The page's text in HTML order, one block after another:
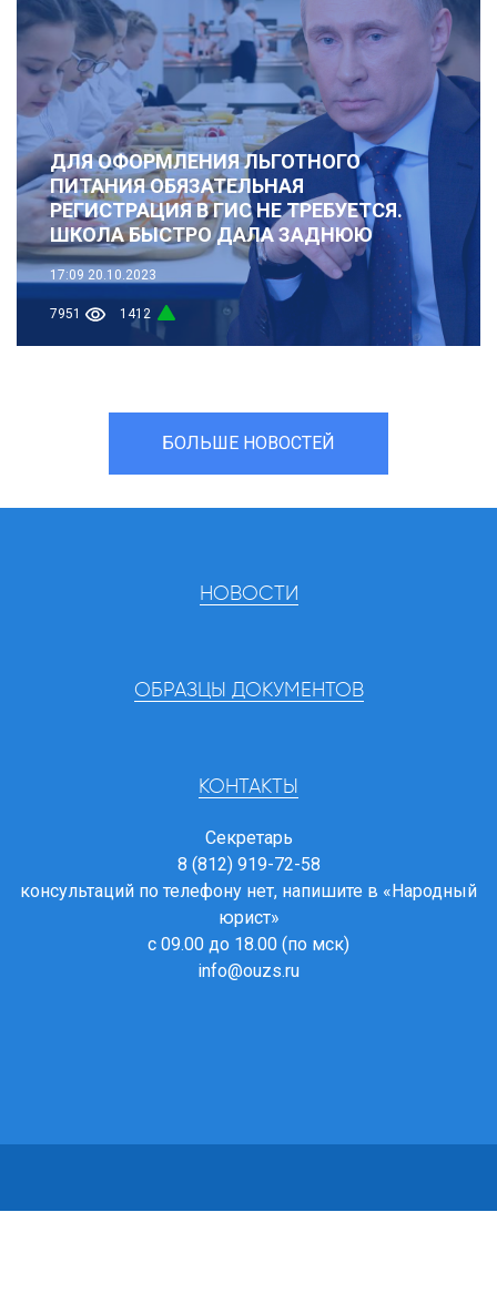
ДЛЯ ОФОРМЛЕНИЯ ЛЬГОТНОГО
ПИТАНИЯ ОБЯЗАТЕЛЬНАЯ
РЕГИСТРАЦИЯ В ГИС НЕ ТРЕБУЕТСЯ.
ШКОЛА БЫСТРО ДАЛА ЗАДНЮЮ
17:09 20.10.2023
7951 1412
БОЛЬШЕ НОВОСТЕЙ
НОВОСТИ
ОБРАЗЦЫ ДОКУМЕНТОВ
КОНТАКТЫ
Секретарь
8 (812) 919-72-58
консультаций по телефону нет, напишите в «Народный
юрист»
с 09.00 до 18.00 (по мск)
info@ouzs.ru